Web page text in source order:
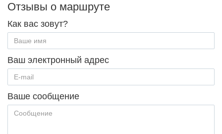
Отзывы о маршруте
Как вас зовут?
Ваш электронный адрес
Ваше сообщение